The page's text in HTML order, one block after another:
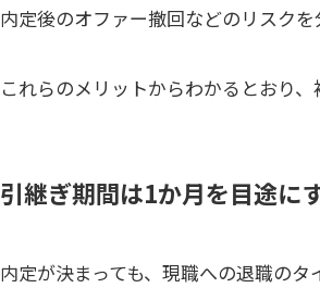
内定後のオファー撤回などのリスク
これらのメリットからわかるとおり
引継ぎ期間は1か月を目途に
内定が決まっても、現職への退職の